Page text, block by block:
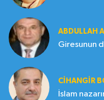
ABDULLAH
Giresunun
CIHANGIR
İslam